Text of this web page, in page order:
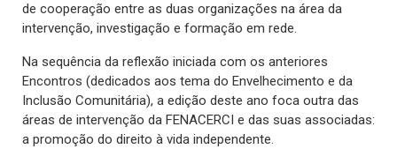
de cooperação entre as duas organizações na área da
intervenção, investigação e formação em rede.
Na sequência da reflexão iniciada com os anteriores
Encontros (dedicados aos tema do Envelhecimento e da
Inclusão Comunitária), a edição deste ano foca outra das
áreas de intervenção da FENACERCI e das suas associadas:
a promoção do direito à vida independente.